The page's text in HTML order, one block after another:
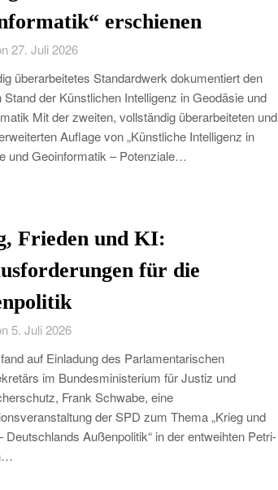
erschienen
27. Juli 2026
überarbeitetes Standardwerk dokumentiert den
Stand der Künstlichen Intelligenz in Geodäsie und
Mit der zweiten, vollständig überarbeiteten und
Auflage von „Künstliche Intelligenz in
und Geoinformatik – Potenziale…
Frieden und KI:
für die
5. Juli 2026
auf Einladung des Parlamentarischen
im Bundesministerium für Justiz und
Frank Schwabe, eine
der SPD zum Thema „Krieg und
Deutschlands Außenpolitik“ in der entweihten Petri-